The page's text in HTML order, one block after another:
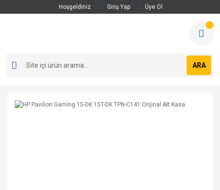
Hoşgeldiniz Giriş Yap Üye Ol
ARA